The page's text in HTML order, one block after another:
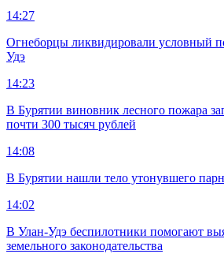
14:27
Огнеборцы ликвидировали условный
Удэ
14:23
В Бурятии виновник лесного пожара
почти 300 тысяч рублей
14:08
В Бурятии нашли тело утонувшего
14:02
В Улан-Удэ беспилотники помогают
земельного законодательства